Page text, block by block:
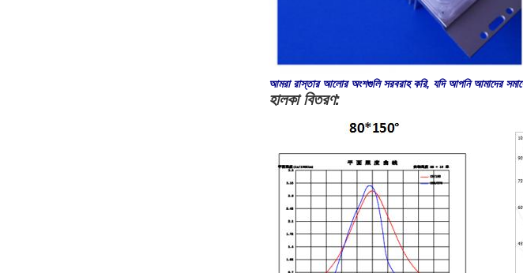
আমরা রাস্তার আলোর অংশগুলি সরবরাহ করি, যদি আপনি আমাদের
হালকা বিতরণ: